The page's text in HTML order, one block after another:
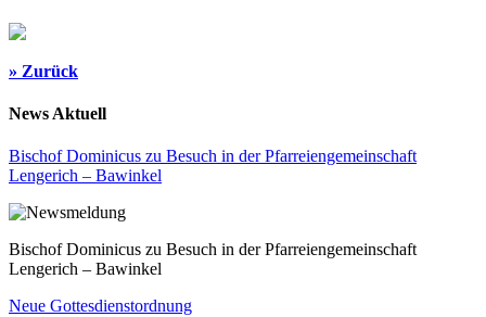
» Zurück
News Aktuell
Bischof Dominicus zu Besuch in der Pfarreiengemeinschaft
Lengerich – Bawinkel
Bischof Dominicus zu Besuch in der Pfarreiengemeinschaft
Lengerich – Bawinkel
Neue Gottesdienstordnung